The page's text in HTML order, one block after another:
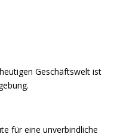
Geschäftswelt ist
für eine unverbindliche